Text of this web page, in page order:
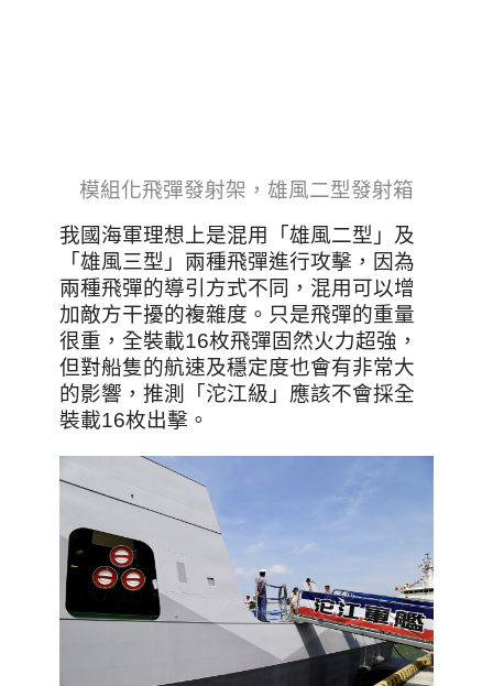
模組化飛彈發射架，雄風二型發射箱
我國海軍理想上是混用「雄風二型」及
「雄風三型」兩種飛彈進行攻擊，因為
兩種飛彈的導引方式不同，混用可以增
加敵方干擾的複雜度。只是飛彈的重量
很重，全裝載16枚飛彈固然火力超強，
但對船隻的航速及穩定度也會有非常大
的影響，推測「沱江級」應該不會採全
裝載16枚出擊。